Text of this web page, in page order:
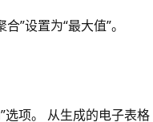
”设置为“最大值”。
选项。 从生成的电子表格